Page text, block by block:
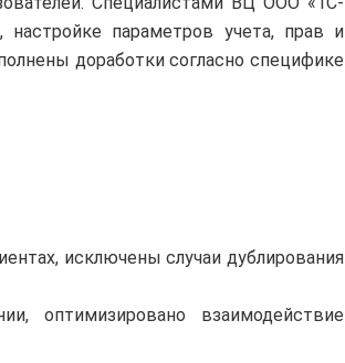
параметров учета, прав и
доработки согласно специфике
исключены случаи дублирования
оптимизировано взаимодействие